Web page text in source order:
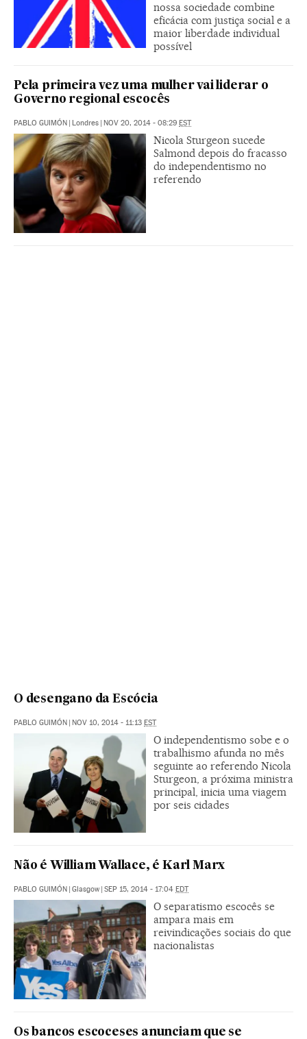
nossa sociedade combine
eficácia com justiça social e a
maior liberdade individual
possível
Pela primeira vez uma mulher vai liderar o
Governo regional escocês
PABLO GUIMÓN | Londres | NOV 20, 2014 - 08:29 EST
Nicola Sturgeon sucede
Salmond depois do fracasso
do independentismo no
referendo
O desengano da Escócia
PABLO GUIMÓN | NOV 10, 2014 - 11:13 EST
O independentismo sobe e o
trabalhismo afunda no mês
seguinte ao referendo Nicola
Sturgeon, a próxima ministra
principal, inicia uma viagem
por seis cidades
Não é William Wallace, é Karl Marx
PABLO GUIMÓN | Glasgow | SEP 15, 2014 - 17:04 EDT
O separatismo escocês se
ampara mais em
reivindicações sociais do que
nacionalistas
Os bancos escoceses anunciam que se